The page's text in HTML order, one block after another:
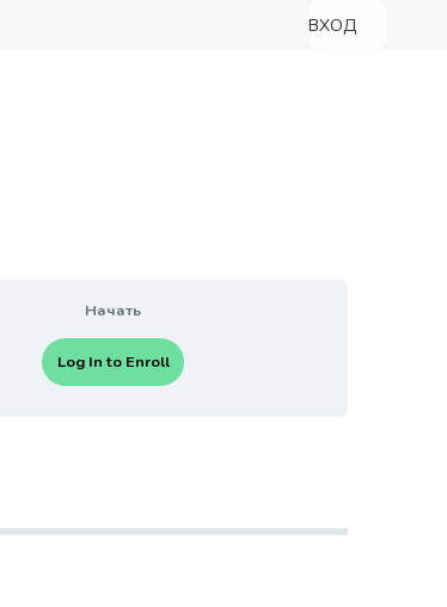
ВХОД
Начать
Log In to Enroll